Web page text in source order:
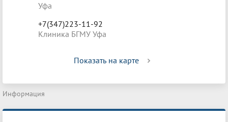
Уфа
+7(347)223-11-92
Клиника БГМУ Уфа
Показать на карте
Информация